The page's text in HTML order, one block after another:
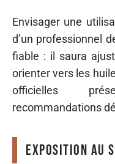
Envisager une
d’un professionnel
fiable : il saura
orienter vers les
officielles
recommandations
Exposition au